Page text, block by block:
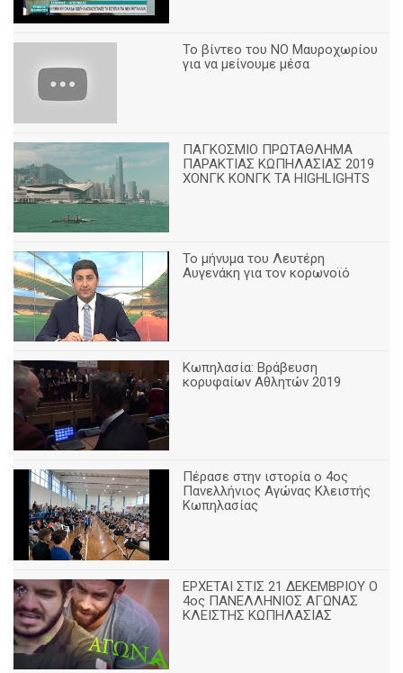
Το βίντεο του ΝΟ Μαυροχωρίου
για να μείνουμε μέσα
ΠΑΓΚΟΣΜΙΟ ΠΡΩΤΑΘΛΗΜΑ
ΠΑΡΑΚΤΙΑΣ ΚΩΠΗΛΑΣΙΑΣ 2019
ΧΟΝΓΚ ΚΟΝΓΚ ΤΑ HIGHLIGHTS
Το μήνυμα του Λευτέρη
Αυγενάκη για τον κορωνοϊό
Κωπηλασία: Βράβευση
κορυφαίων Αθλητών 2019
Πέρασε στην ιστορία ο 4ος
Πανελλήνιος Αγώνας Κλειστής
Κωπηλασίας
ΕΡΧΕΤΑΙ ΣΤΙΣ 21 ΔΕΚΕΜΒΡΙΟΥ Ο
4ος ΠΑΝΕΛΛΗΝΙΟΣ ΑΓΩΝΑΣ
ΚΛΕΙΣΤΗΣ ΚΩΠΗΛΑΣΙΑΣ